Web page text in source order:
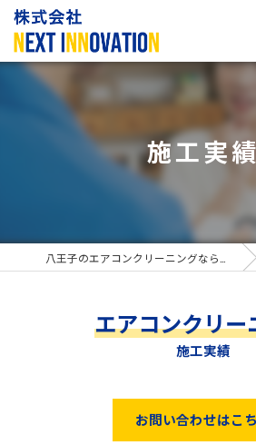
施工実績
施工実績
エアコンクリー
お問い合わせはこ